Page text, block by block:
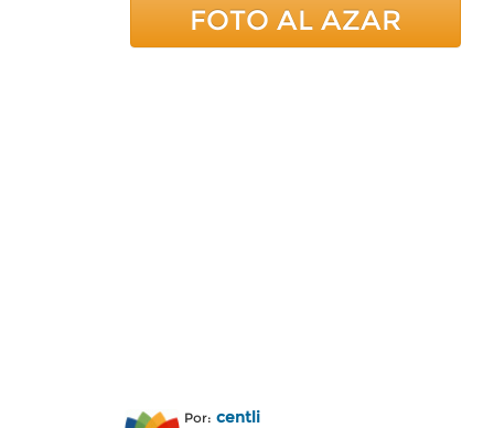
FOTO AL AZAR
Por: centli